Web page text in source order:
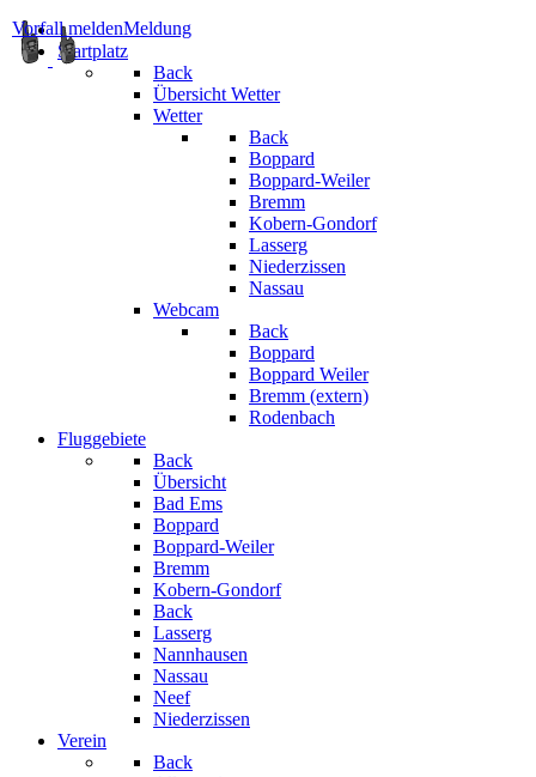
Startplatz
Back
Übersicht Wetter
Wetter
Back
Boppard
Boppard-Weiler
Bremm
Kobern-Gondorf
Lasserg
Niederzissen
Nassau
Webcam
Back
Boppard
Boppard Weiler
Bremm (extern)
Rodenbach
Fluggebiete
Back
Übersicht
Bad Ems
Boppard
Boppard-Weiler
Bremm
Kobern-Gondorf
Back
Lasserg
Nannhausen
Nassau
Neef
Niederzissen
Verein
Back
Vorfall meldenMeldung